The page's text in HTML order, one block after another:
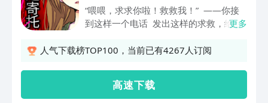
“喂喂，求求你啦！救救我！” ——你接
到这样一个电话 发出这样的求救，给你
你挂断了电话，少女就会被残忍杀死 她
不辜负她的期待，成功将其救出呢？
更多
人气下载榜TOP100，当前已有4267人订阅
高 速 下 载